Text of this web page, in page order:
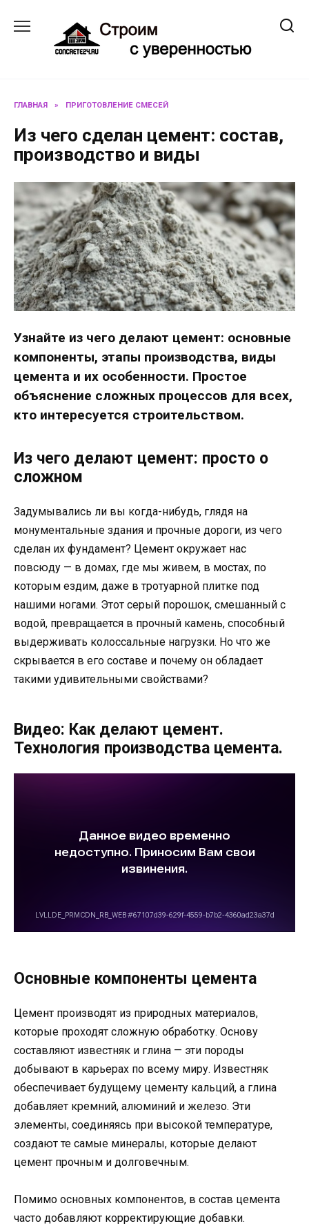
содержанию
ГЛАВНАЯ » ПРИГОТОВЛЕНИЕ СМЕСЕЙ
Из чего сделан цемент: состав,
производство и виды
Узнайте из чего делают цемент: основные
компоненты, этапы производства, виды
цемента и их особенности. Простое
объяснение сложных процессов для всех,
кто интересуется строительством.
Из чего делают цемент: просто о
сложном
Задумывались ли вы когда-нибудь, глядя на
монументальные здания и прочные дороги, из чего
сделан их фундамент? Цемент окружает нас
повсюду — в домах, где мы живем, в мостах, по
которым ездим, даже в тротуарной плитке под
нашими ногами. Этот серый порошок, смешанный с
водой, превращается в прочный камень, способный
выдерживать колоссальные нагрузки. Но что же
скрывается в его составе и почему он обладает
такими удивительными свойствами?
Видео: Как делают цемент.
Технология производства цемента.
Основные компоненты цемента
Цемент производят из природных материалов,
которые проходят сложную обработку. Основу
составляют известняк и глина — эти породы
добывают в карьерах по всему миру. Известняк
обеспечивает будущему цементу кальций, а глина
добавляет кремний, алюминий и железо. Эти
элементы, соединяясь при высокой температуре,
создают те самые минералы, которые делают
цемент прочным и долговечным.
Помимо основных компонентов, в состав цемента
часто добавляют корректирующие добавки.